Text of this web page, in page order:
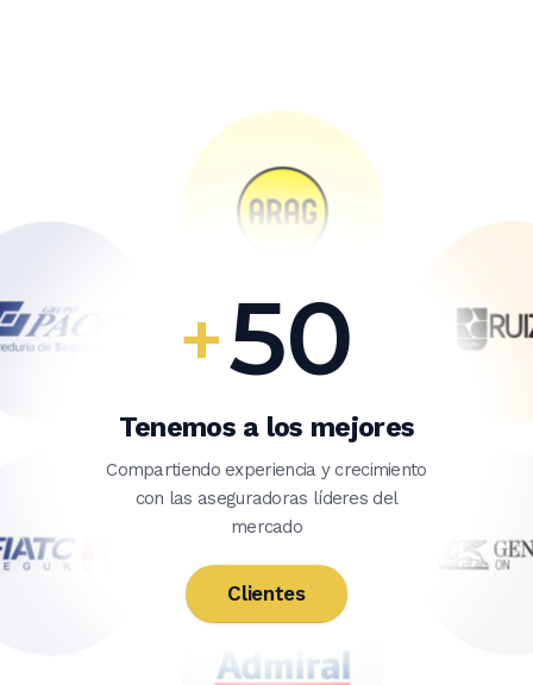
+50
Tenemos a los mejores
Compartiendo experiencia y crecimiento
con las aseguradoras líderes del
mercado
Clientes